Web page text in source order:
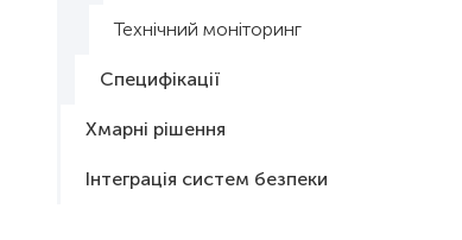
Технічний моніторинг
Специфікації
Хмарні рішення
Інтеграція систем безпеки